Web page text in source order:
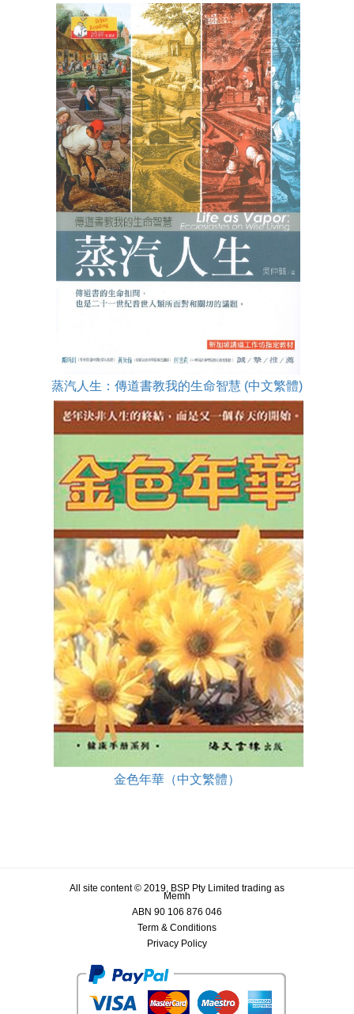
蒸汽人生：傳道書教我的生命智慧 (中文繁體)
金色年華（中文繁體）
All site content © 2019, BSP Pty Limited trading as
Memh
ABN 90 106 876 046
Term & Conditions
Privacy Policy